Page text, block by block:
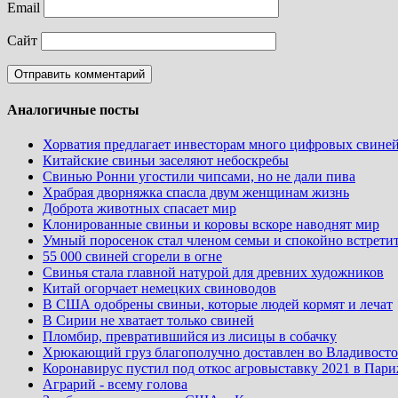
Email
Сайт
Аналогичные посты
Хорватия предлагает инвесторам много цифровых свиней
Китайские свиньи заселяют небоскребы
Свинью Ронни угостили чипсами, но не дали пива
Храбрая дворняжка спасла двум женщинам жизнь
Доброта животных спасает мир
Клонированные свиньи и коровы вскоре наводнят мир
Умный поросенок стал членом семьи и спокойно
55 000 свиней сгорели в огне
Свинья стала главной натурой для древних художников
Китай огорчает немецких свиноводов
В США одобрены свиньи, которые людей кормят и лечат
В Сирии не хватает только свиней
Пломбир, превратившийся из лисицы в собачку
Хрюкающий груз благополучно доставлен во
Коронавирус пустил под откос агровыставку 2021 в
Аграрий - всему голова